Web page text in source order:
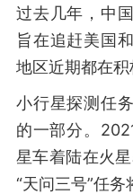
过去几年，中
旨在追赶美国
地区近期都在积
小行星探测任
的一部分。
星车着陆在火
“天问三号”任务